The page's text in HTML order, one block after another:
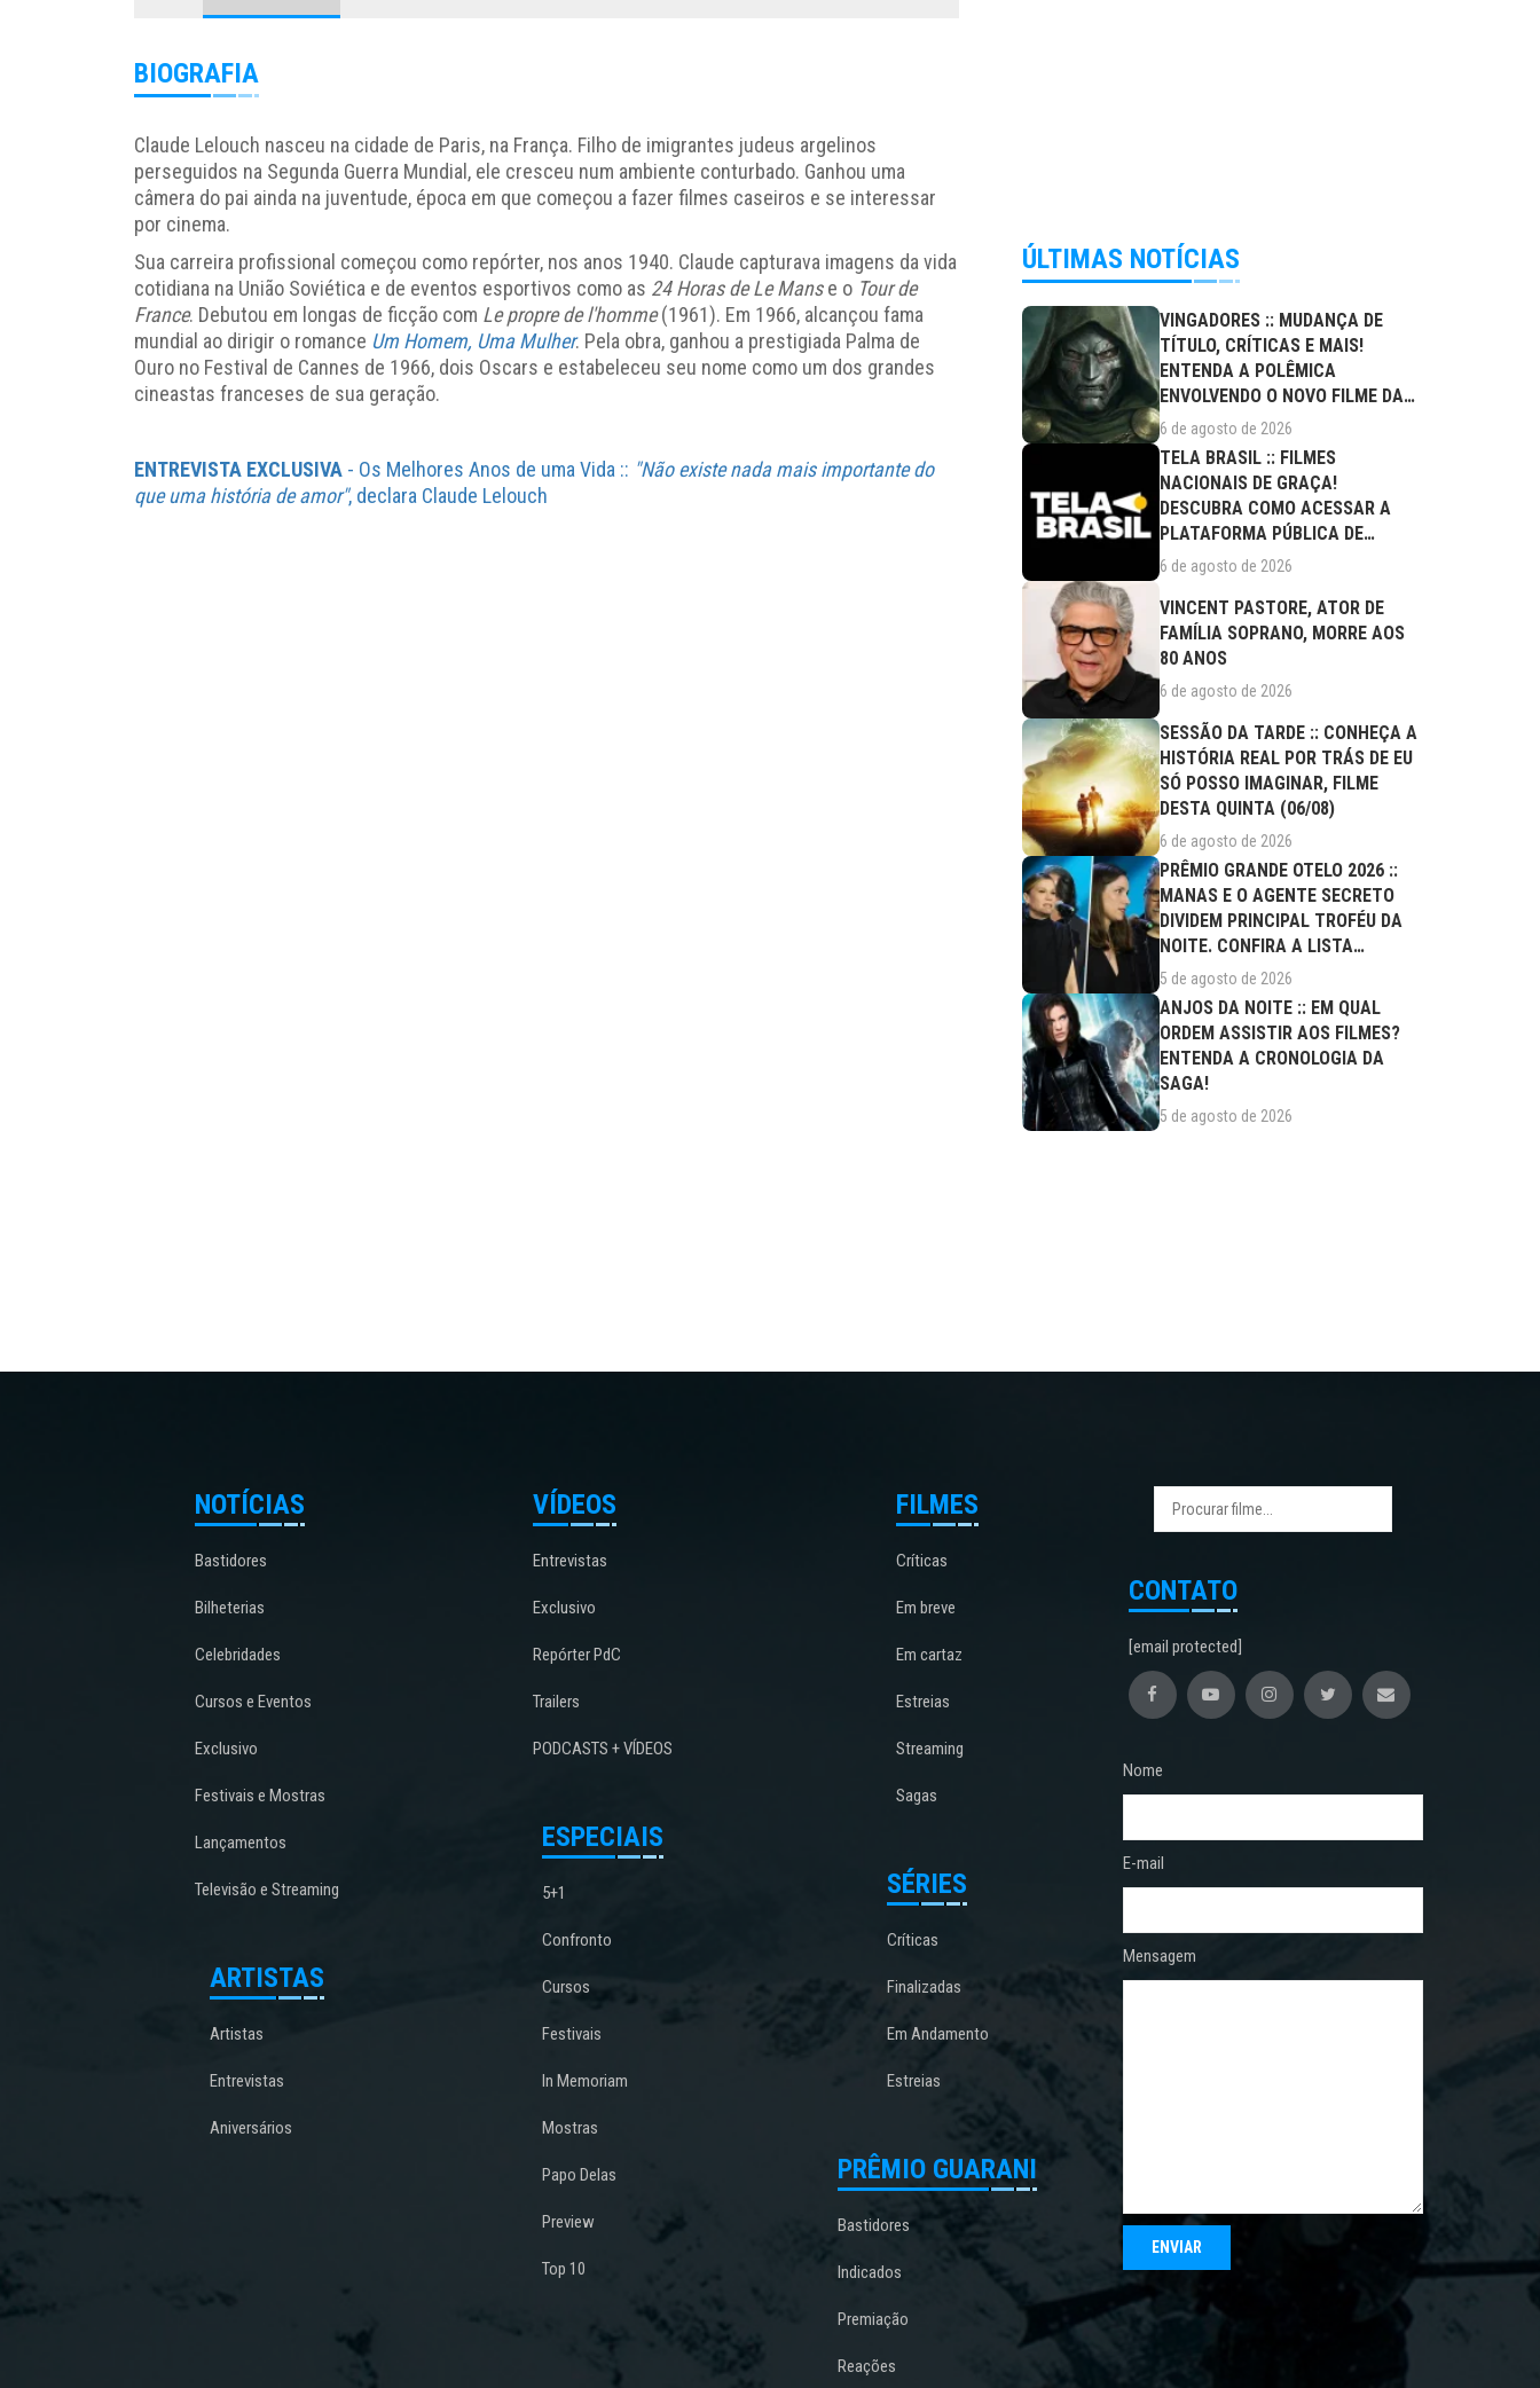
BIOGRAFIA
Claude Lelouch nasceu na cidade de Paris, na França. Filho de imigrantes judeus argelinos
perseguidos na Segunda Guerra Mundial, ele cresceu num ambiente conturbado. Ganhou uma
câmera do pai ainda na juventude, época em que começou a fazer filmes caseiros e se interessar
por cinema.
Sua carreira profissional começou como repórter, nos anos 1940. Claude capturava imagens da vida
cotidiana na União Soviética e de eventos esportivos como as 24 Horas de Le Manse o Tour de
France. Debutou em longas de ficção com Le propre de l'homme(1961). Em 1966, alcançou fama
mundial ao dirigir o romance Um Homem, Uma Mulher. Pela obra, ganhou a prestigiada Palma de
Ouro no Festival de Cannes de 1966, dois Oscars e estabeleceu seu nome como um dos grandes
cineastas franceses de sua geração.
ENTREVISTA EXCLUSIVA - Os Melhores Anos de uma Vida :: "Não existe nada mais importante do
que uma história de amor", declara Claude Lelouch
ÚLTIMAS NOTÍCIAS
VINGADORES :: MUDANÇA DE
TÍTULO, CRÍTICAS E MAIS!
ENTENDA A POLÊMICA
ENVOLVENDO O NOVO FILME DA
MARVEL
6 de agosto de 2026
TELA BRASIL :: FILMES
NACIONAIS DE GRAÇA!
DESCUBRA COMO ACESSAR A
PLATAFORMA PÚBLICA DE
STREAMING
6 de agosto de 2026
VINCENT PASTORE, ATOR DE
FAMÍLIA SOPRANO, MORRE AOS
80 ANOS
6 de agosto de 2026
SESSÃO DA TARDE :: CONHEÇA A
HISTÓRIA REAL POR TRÁS DE EU
SÓ POSSO IMAGINAR, FILME
DESTA QUINTA (06/08)
6 de agosto de 2026
PRÊMIO GRANDE OTELO 2026 ::
MANAS E O AGENTE SECRETO
DIVIDEM PRINCIPAL TROFÉU DA
NOITE. CONFIRA A LISTA
COMPLETA DE...
5 de agosto de 2026
ANJOS DA NOITE :: EM QUAL
ORDEM ASSISTIR AOS FILMES?
ENTENDA A CRONOLOGIA DA
SAGA!
5 de agosto de 2026
NOTÍCIAS
Bastidores
Bilheterias
Celebridades
Cursos e Eventos
Exclusivo
Festivais e Mostras
Lançamentos
Televisão e Streaming
ARTISTAS
Artistas
Entrevistas
Aniversários
VÍDEOS
Entrevistas
Exclusivo
Repórter PdC
Trailers
PODCASTS + VÍDEOS
ESPECIAIS
5+1
Confronto
Cursos
Festivais
In Memoriam
Mostras
Papo Delas
Preview
Top 10
FILMES
Críticas
Em breve
Em cartaz
Estreias
Streaming
Sagas
SÉRIES
Críticas
Finalizadas
Em Andamento
Estreias
PRÊMIO GUARANI
Bastidores
Indicados
Premiação
Reações
CONTATO
[email protected]
Nome
E-mail
Mensagem